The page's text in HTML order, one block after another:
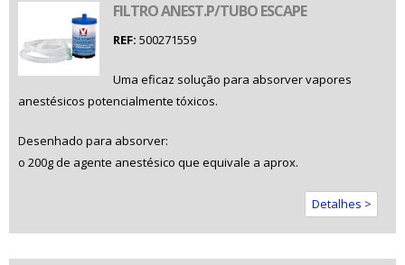
FILTRO ANEST.P/TUBO ESCAPE
REF: 500271559
Uma eficaz solução para absorver vapores
anestésicos potencialmente tóxicos.
Desenhado para absorver:
o 200g de agente anestésico que equivale a aprox.
Detalhes >